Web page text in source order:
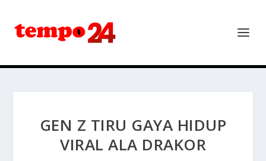
GEN Z TIRU GAYA HIDUP
VIRAL ALA DRAKOR